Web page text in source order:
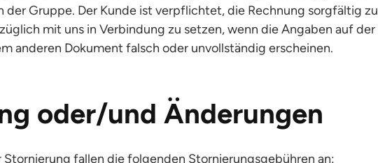
der Gruppe. Der Kunde ist verpflichtet, die Rechnung sorgfältig zu
mit uns in Verbindung zu setzen, wenn die Angaben auf der
anderen Dokument falsch oder unvollständig erscheinen.
oder/und Änderungen
fallen die folgenden Stornierungsgebühren an: